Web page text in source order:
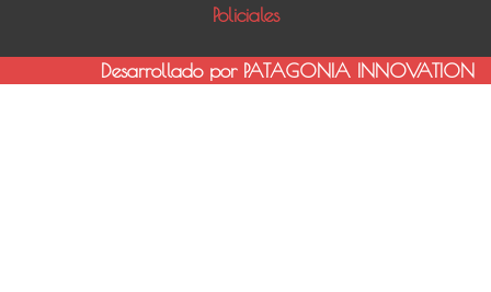
Policiales
Desarrollado por PATAGONIA INNOVATION